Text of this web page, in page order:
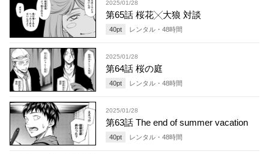
2025/01/28
第65話 桜花╳大狼 対談
40pt レンタル・ 48時間
2025/01/28
第64話 桜の庭
40pt レンタル・ 48時間
2025/01/28
第63話 The end of summer vacation
40pt レンタル・ 48時間